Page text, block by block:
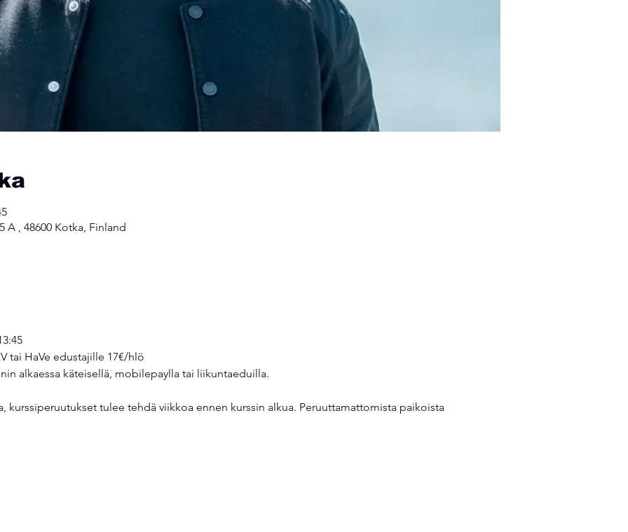
A , 48600 Kotka, Finland
tai HaVe edustajille 17€/hlö
alkaessa käteisellä, mobilepaylla tai liikuntaeduilla.
kurssiperuutukset tulee tehdä viikkoa ennen kurssin alkua. Peruuttamattomista paikoista